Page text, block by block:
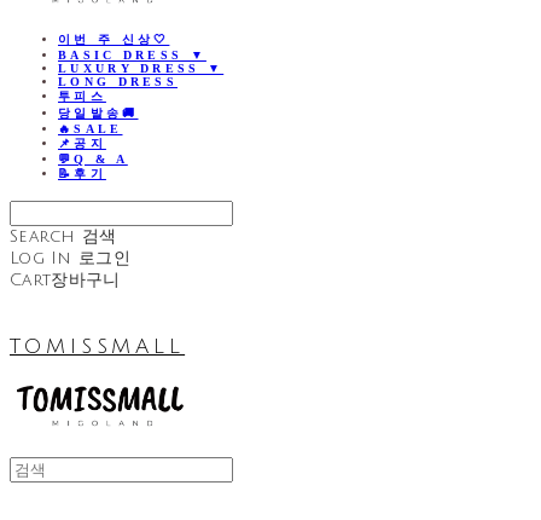
이번 주 신상🤍
BASIC DRESS ▼
LUXURY DRESS ▼
LONG DRESS
투피스
당일발송🚚
🔥SALE
📌공지
💬Q & A
📝후기
Search 검색
Log In 로그인
Cart장바구니
TOMISSMALL